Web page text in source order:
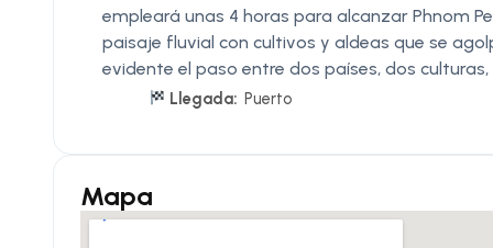
empleará unas 4 horas para alcanzar Phnom
paisaje fluvial con cultivos y aldeas que se
evidente el paso entre dos países, dos
Llegada: Puerto
Mapa